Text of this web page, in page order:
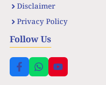
Disclaimer
Privacy Policy
Follow Us